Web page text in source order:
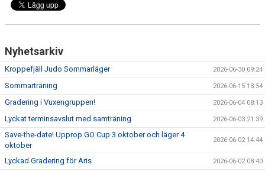
Nyhetsarkiv
Kroppefjäll Judo Sommarläger 2026-06-30 09:24
Sommarträning 2026-06-15 13:54
Gradering i Vuxengruppen! 2026-06-04 08:13
Lyckat terminsavslut med samträning 2026-06-03 21:39
Save-the-date! Upprop GO Cup 3 oktober och läger 4
oktober
2026-06-02 14:44
Lyckad Gradering för Aris 2026-06-02 08:40